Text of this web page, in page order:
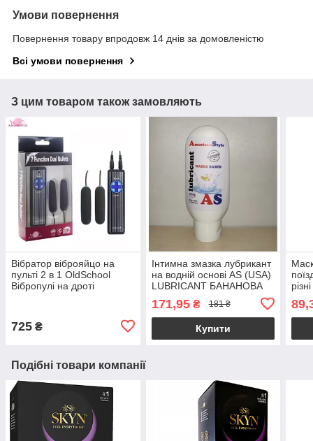
Умови повернення
Повернення товару впродовж 14 днів за домовленістю
Всі умови повернення
З цим товаром також замовляють
Вібратор віброяйцо на
пульті 2 в 1 OldSchool
Вібропулі на дроті
725 ₴
Інтимна змазка лубрикант
на водній основі AS (USA)
LUBRICANT БАНАНОВА
171,95₴ 181 ₴
Купити
Подібні товари компанії